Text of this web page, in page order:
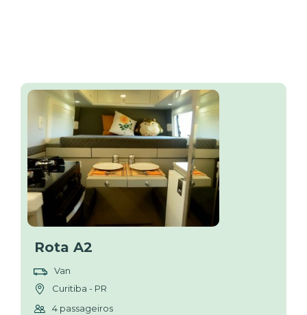
Rota A2
Van
Curitiba - PR
4 passageiros